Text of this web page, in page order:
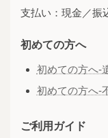
支払い：現金／振
初めての方へ
初めての方へ-
初めての方へ-
ご利用ガイド